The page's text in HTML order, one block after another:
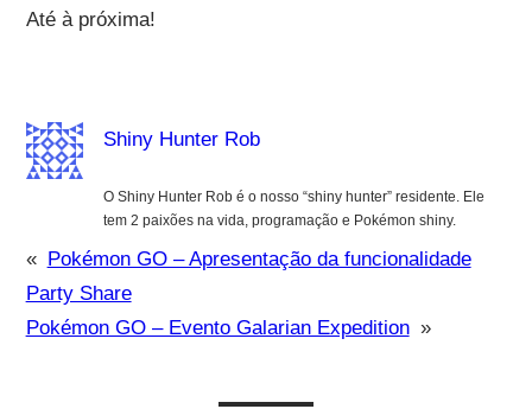
Até à próxima!
Shiny Hunter Rob
O Shiny Hunter Rob é o nosso “shiny hunter” residente. Ele
tem 2 paixões na vida, programação e Pokémon shiny.
« Pokémon GO – Apresentação da funcionalidade
Party Share
Pokémon GO – Evento Galarian Expedition »